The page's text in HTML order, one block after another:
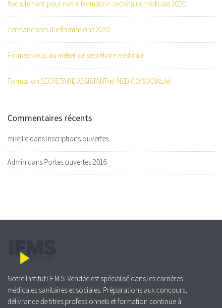
Recrutement pour notre formation secrétaire médicale 2020
Permanences d’informations 2020
Formez-vous au métier de secrétaire médicale
Formation SECRETAIRE ASSISTANT(e) MEDICO SOCIAL(e)
Commentaires récents
mireille dans Inscriptions ouvertes
Admin dans Portes ouvertes 2016
Notre Institut I.F.M.S. Vendée est spécialisé dans les carrières
médicales sanitaires et sociales. Préparations aux concours,
délivrance de titres professionnels et formation continue à